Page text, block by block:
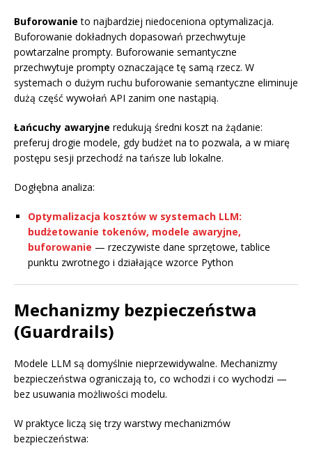
Buforowanie to najbardziej niedoceniona optymalizacja.
Buforowanie dokładnych dopasowań przechwytuje
powtarzalne prompty. Buforowanie semantyczne
przechwytuje prompty oznaczające tę samą rzecz. W
systemach o dużym ruchu buforowanie semantyczne eliminuje
dużą część wywołań API zanim one nastąpią.
Łańcuchy awaryjne redukują średni koszt na żądanie:
preferuj drogie modele, gdy budżet na to pozwala, a w miarę
postępu sesji przechodź na tańsze lub lokalne.
Dogłębna analiza:
Optymalizacja kosztów w systemach LLM:
budżetowanie tokenów, modele awaryjne,
buforowanie — rzeczywiste dane sprzętowe, tablice
punktu zwrotnego i działające wzorce Python
Mechanizmy bezpieczeństwa
(Guardrails)
Modele LLM są domyślnie nieprzewidywalne. Mechanizmy
bezpieczeństwa ograniczają to, co wchodzi i co wychodzi —
bez usuwania możliwości modelu.
W praktyce liczą się trzy warstwy mechanizmów
bezpieczeństwa: